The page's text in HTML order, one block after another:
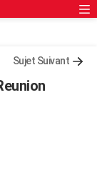
Sujet Suivant